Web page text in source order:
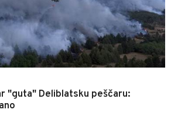
"guta" Deliblatsku peščaru: